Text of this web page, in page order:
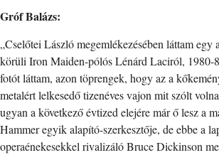
Gróf Balázs:
„Cselőtei László megemlékezésében láttam egy
körüli Iron Maiden-pólós Lénárd Laciról, 1980-
fotót láttam, azon töprengek, hogy az a
metalért lelkesedő tizenéves vajon mit szólt
ugyan a következő évtized elejére már ő lesz a
Hammer egyik alapító-szerkesztője, de ebbe a
operaénekesekkel rivalizáló Bruce Dickinson